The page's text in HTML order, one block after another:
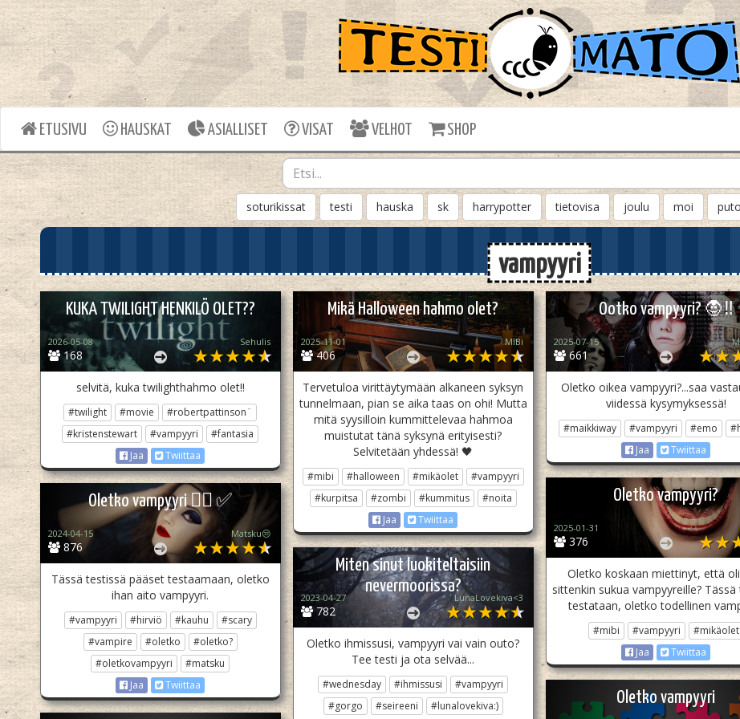
ETUSIVU HAUSKAT ASIALLISET VISAT VELHOT SHOP
soturikissat testi hauska sk harrypotter tietovisa joulu moi
vampyyri
KUKA TWILIGHT HENKILÖ OLET??
168
2026-05-08 Sehulis
selvitä, kuka twilighthahmo olet!!
#twilight #movie
#robertpattinson¨
#kristenstewart
#vampyyri
#fantasia
Jaa
Twiittaa
Mikä Halloween hahmo olet?
406
2025-11-01 MiBi
Tervetuloa virittäytymään alkaneen syksyn
tunnelmaan, pian se aika taas on ohi! Mutta
mitä syysilloin kummittelevaa hahmoa
muistutat tänä syksynä erityisesti?
Selvitetään yhdessä! 🖤
#mibi #halloween #mikäolet
#vampyyri
#kurpitsa
#zombi #kummitus
#noita
Jaa
Twiittaa
Ootko vampyyri? 🧛‼️
661
2025-07-15
Oletko oikea vampyyri?...saa
viidessä kysymyksessä!
#maikkiway #vampyyri #emo
Jaa
Twiittaa
Oletko vampyyri?
376
2025-01-31
Oletko koskaan miettinyt, että
sittenkin sukua vampyyreille? Tässä
testataan, oletko todellinen
#mibi #vampyyri
#mikäolet
Jaa
Twiittaa
Oletko vampyyri 🧛‍♂️ ✅
876
2024-04-15 Matsku😒
Tässä testissä pääset testaamaan, oletko
ihan aito vampyyri.
#vampyyri #hirviö #kauhu
#scary
#vampire
#oletko
#oletko?
#oletkovampyyri
#matsku
Jaa
Twiittaa
Miten sinut luokiteltaisiin
nevermoorissa?
782
2023-04-27 LunaLovekiva<3
Oletko ihmissusi, vampyyri vai vain outo?
Tee testi ja ota selvää...
#wednesday #ihmissusi
#vampyyri
#gorgo
#seireeni #lunalovekiva:) Oletko vampyyri